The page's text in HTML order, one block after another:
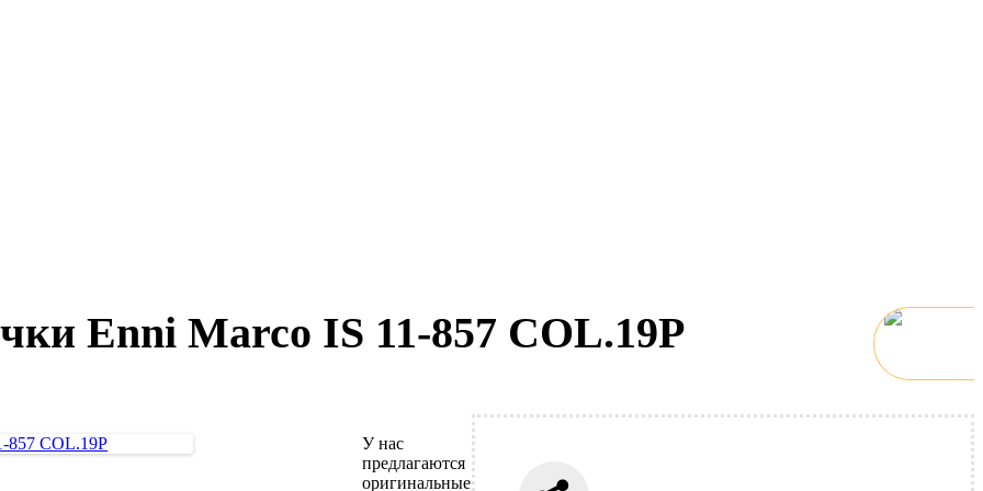
Enni Marco IS 11-857 COL.19P
У нас
предлагаются
оригинальные